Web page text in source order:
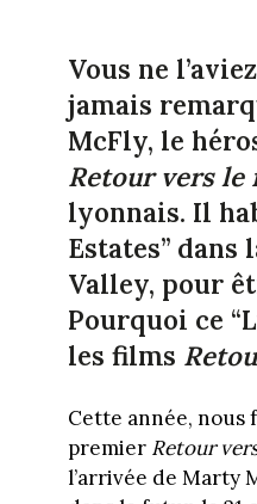
Vous ne
jamais
McFly, le
Retour vers le
lyonnais. Il
Estates”
Valley, pour
Pourquoi ce
les films
Cette année, nous
premier Retour
l’arrivée de Marty